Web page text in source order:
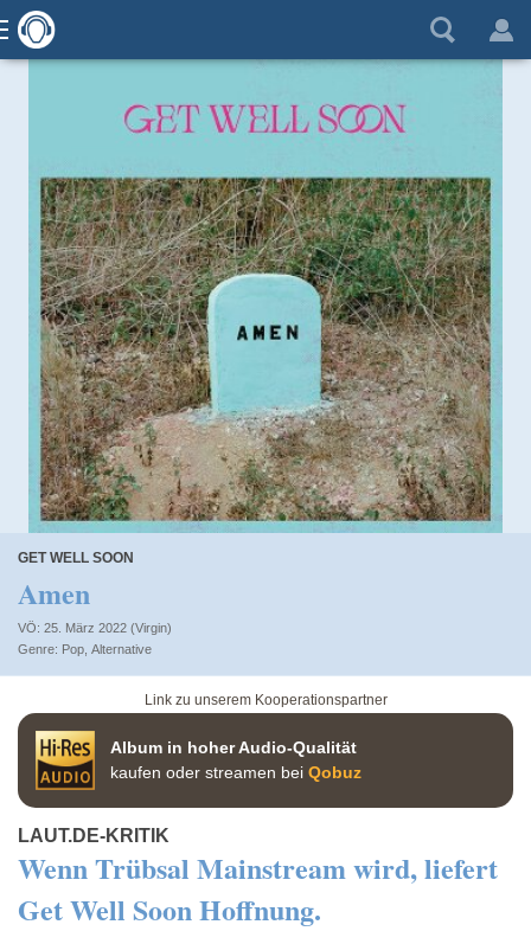
GET WELL SOON
Amen
VÖ: 25. März 2022 (Virgin)
Pop Alternative
Link zu unserem Kooperationspartner
Album in hoher Audio-Qualität
kaufen oder streamen bei Qobuz
LAUT.DE-KRITIK
Wenn Trübsal Mainstream wird, liefert
Get Well Soon Hoffnung.